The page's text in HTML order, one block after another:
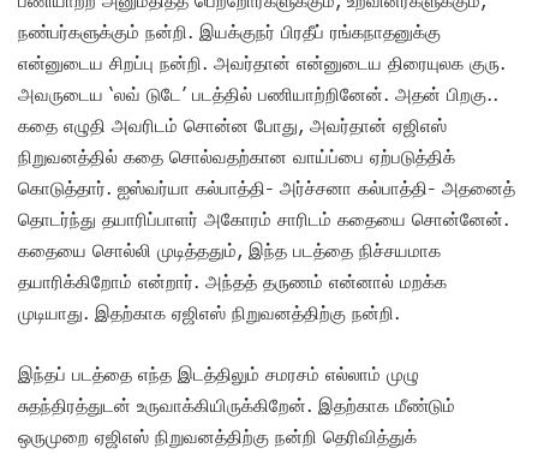
நண்பர்களுக்கும் நன்றி. இயக்குநர் பிரதீப் ரங்கநாதனுக்கு
என்னுடைய சிறப்பு நன்றி. அவர்தான் என்னுடைய திரையுலக குரு.
அவருடைய ‘லவ் டுடே’ படத்தில் பணியாற்றினேன். அதன் பிறகு..
கதை எழுதி அவரிடம் சொன்ன போது, அவர்தான் ஏஜிஎஸ்
நிறுவனத்தில் கதை சொல்வதற்கான வாய்ப்பை ஏற்படுத்திக்
கொடுத்தார். ஐஸ்வர்யா கல்பாத்தி- அர்ச்சனா கல்பாத்தி- அதனைத்
தொடர்ந்து தயாரிப்பாளர் அகோரம் சாரிடம் கதையை சொன்னேன்.
கதையை சொல்லி முடித்ததும், இந்த படத்தை நிச்சயமாக
தயாரிக்கிறோம் என்றார். அந்தத் தருணம் என்னால் மறக்க
முடியாது. இதற்காக ஏஜிஎஸ் நிறுவனத்திற்கு நன்றி.
இந்தப் படத்தை எந்த இடத்திலும் சமரசம் எல்லாம் முழு
சுதந்திரத்துடன் உருவாக்கியிருக்கிறேன். இதற்காக மீண்டும்
ஒருமுறை ஏஜிஎஸ் நிறுவனத்திற்கு நன்றி தெரிவித்துக்